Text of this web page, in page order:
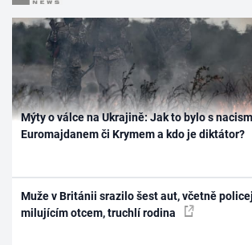
Mýty o válce na Ukrajině: Jak to bylo s
Euromajdanem či Krymem a kdo je diktátor?
Muže v Británii srazilo šest aut, včetně
milujícím otcem, truchlí rodina